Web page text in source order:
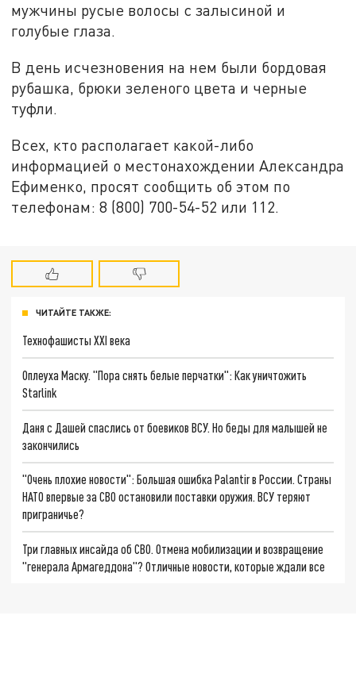
мужчины русые волосы с залысиной и
голубые глаза.
В день исчезновения на нем были бордовая
рубашка, брюки зеленого цвета и черные
туфли.
Всех, кто располагает какой-либо
информацией о местонахождении Александра
Ефименко, просят сообщить об этом по
телефонам: 8 (800) 700-54-52 или 112.
ЧИТАЙТЕ ТАКЖЕ:
Технофашисты XXI века
Оплеуха Маску. "Пора снять белые перчатки": Как уничтожить
Starlink
Даня с Дашей спаслись от боевиков ВСУ. Но беды для малышей не
закончились
"Очень плохие новости": Большая ошибка Palantir в России. Страны
НАТО впервые за СВО остановили поставки оружия. ВСУ теряют
приграничье?
Три главных инсайда об СВО. Отмена мобилизации и возвращение
"генерала Армагеддона"? Отличные новости, которые ждали все